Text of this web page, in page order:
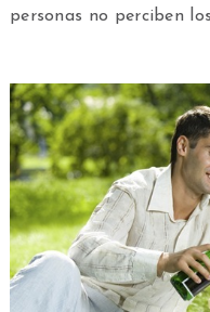
personas no perciben